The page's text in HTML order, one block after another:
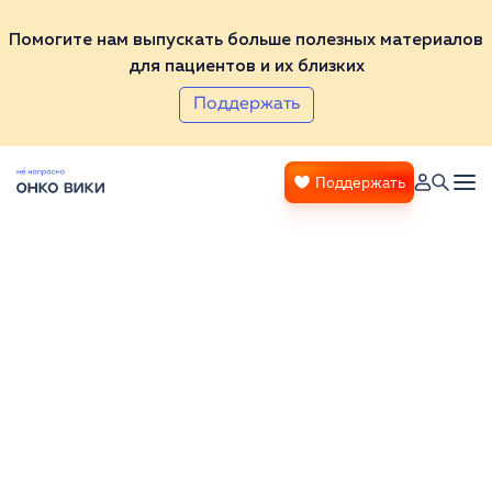
Помогите нам выпускать больше полезных материалов
для пациентов и их близких
Поддержать
Поддержать